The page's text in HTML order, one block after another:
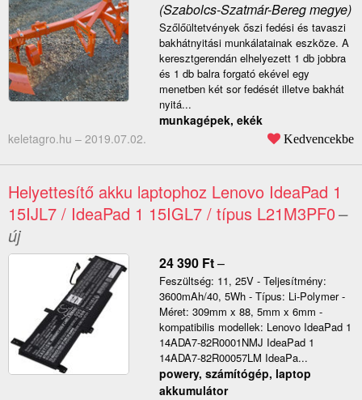
(Szabolcs-Szatmár-Bereg megye)
Szőlőültetvények őszi fedési és tavaszi
bakhátnyitási munkálatainak eszköze. A
keresztgerendán elhelyezett 1 db jobbra
és 1 db balra forgató ekével egy
menetben két sor fedését illetve bakhát
nyitá...
munkagépek, ekék
keletagro.hu – 2019.07.02. Kedvencekbe
Helyettesítő akku laptophoz Lenovo IdeaPad 1
15IJL7 / IdeaPad 1 15IGL7 / típus L21M3PF0–
új
24 390 Ft–
Feszültség: 11, 25V - Teljesítmény:
3600mAh/40, 5Wh - Típus: Li-Polymer -
Méret: 309mm x 88, 5mm x 6mm -
kompatibilis modellek: Lenovo IdeaPad 1
14ADA7-82R0001NMJ IdeaPad 1
14ADA7-82R00057LM IdeaPa...
powery, számítógép, laptop
akkumulátor